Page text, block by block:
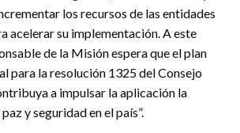
los recursos de las entidades
acelerar su implementación. A este
de la Misión espera que el plan
para la resolución 1325 del Consejo
a impulsar la aplicación la
y seguridad en el país”.